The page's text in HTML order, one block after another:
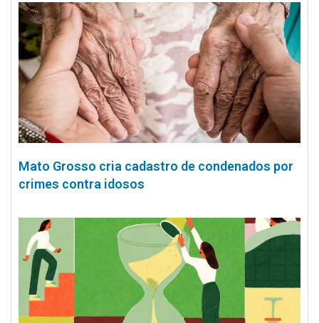
Mato Grosso cria cadastro de condenados por
crimes contra idosos